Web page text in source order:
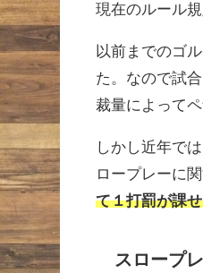
現在のルール
以前までのゴ
た。なので試
裁量によって
しかし近年で
ロープレーに
て１打罰が課
スロープ